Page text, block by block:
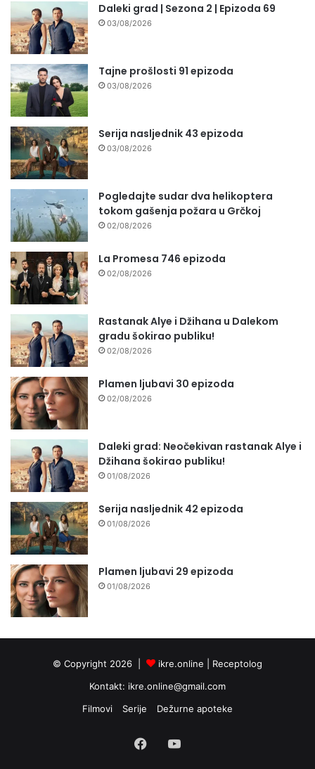
Daleki grad | Sezona 2 | Epizoda 69
03/08/2026
Tajne prošlosti 91 epizoda
03/08/2026
Serija nasljednik 43 epizoda
03/08/2026
Pogledajte sudar dva helikoptera
tokom gašenja požara u Grčkoj
02/08/2026
La Promesa 746 epizoda
02/08/2026
Rastanak Alye i Džihana u Dalekom
gradu šokirao publiku!
02/08/2026
Plamen ljubavi 30 epizoda
02/08/2026
Daleki grad: Neočekivan rastanak Alye i
Džihana šokirao publiku!
01/08/2026
Serija nasljednik 42 epizoda
01/08/2026
Plamen ljubavi 29 epizoda
01/08/2026
© Copyright 2026 | ikre.online | Receptolog
Kontakt: ikre.online@gmail.com
Filmovi
Serije Dežurne apoteke
FacebookYouTube